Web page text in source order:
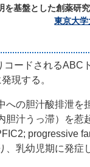
基盤とした創薬研究
東京大
ードされるABC
現する。
の胆汁酸排泄を
汁うっ滞）を惹
progressive
乳幼児期に発症